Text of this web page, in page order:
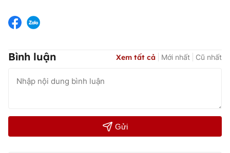
Bình luận Xem tất cả Mới nhất Cũ nhất
Gửi